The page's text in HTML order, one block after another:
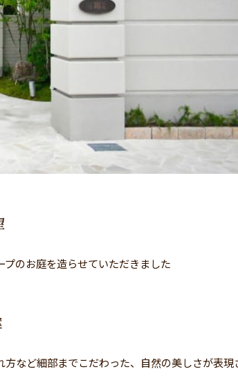
のお庭を造らせていただきました
など細部までこだわった、自然の美しさが表現